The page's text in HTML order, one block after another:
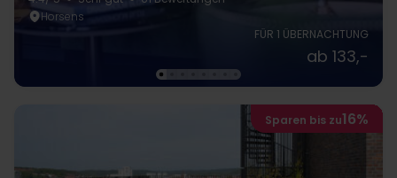
Horsens
FÜR 1 ÜBERNACHTUNG
ab 133,-
Sparen bis zu16%